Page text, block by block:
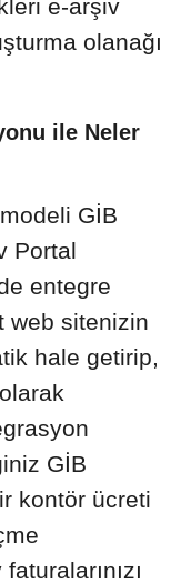
e-arşiv
olanağı
ile Neler
GİB
Portal
entegre
web sitenizin
hale getirip,
GİB
kontör ücreti